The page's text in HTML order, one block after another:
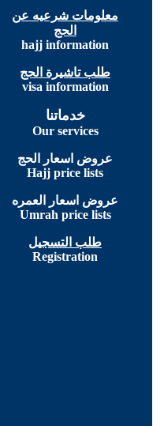
معلومات شرعيه عن
الحج
hajj information
طلب تاشيرة الحج
visa information
خدماتنا
Our services
عروض اسعار الحج
Hajj price lists
عروض اسعار العمره
Umrah price lists
طلب التسجيل
Registration